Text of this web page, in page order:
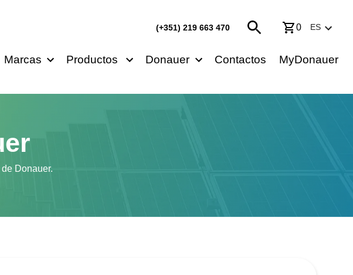
(+351) 219 663 470 0 ES
Marcas Productos Donauer Contactos MyDonauer
Donauer.